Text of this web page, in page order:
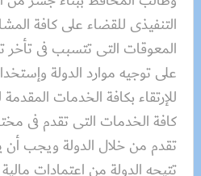
التنفيذى للقضاء على كافة
المعوقات التى تتسبب فى تأخر
على توجيه موارد الدولة
للإرتقاء بكافة الخدمات
كافة الخدمات التى تقدم فى
تقدم من خلال الدولة ويجب أن
تتيحه الدولة من اعتمادات